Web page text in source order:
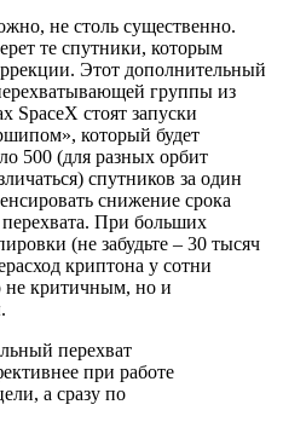
не столь существенно.
те спутники, которым
Этот дополнительный
группы из
SpaceX стоят запуски
который будет
500 (для разных орбит
спутников за один
снижение срока
При больших
(не забудьте – 30 тысяч
криптона у сотни
не критичным, но и
перехват
при работе
а сразу по